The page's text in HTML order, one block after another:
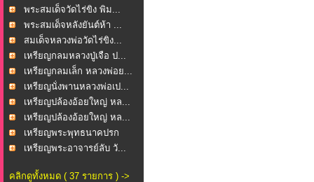
พระสมเด็จวัดไร่ขิง พิม...
พระสมเด็จหลังยันต์ห้า ...
สมเด็จหลวงพ่อวัดไร่ขิง...
เหรียญกลมหลวงปู่เจือ ป...
เหรียญกลมเล็ก หลวงพ่อย...
เหรียญนั่งพานหลวงพ่อเป...
เหรียญปล้องอ้อยใหญ่ หล...
เหรียญปล้องอ้อยใหญ่ หล...
เหรียญพระพุทธนาคปรก
หลั... เหรียญพระอาจารย์ลับ วั...
คลิกดูทั้งหมด ( 37 รายการ ) ->